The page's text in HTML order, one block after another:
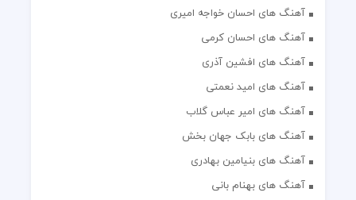
آهنگ های احسان خواجه امیری
آهنگ های احسان کرمی
آهنگ های افشین آذری
آهنگ های امید نعمتی
آهنگ های امیر عباس گلاب
آهنگ های بابک جهان بخش
آهنگ های بنیامین بهادری
آهنگ های بهنام بانی